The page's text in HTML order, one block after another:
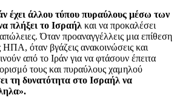
έχει άλλου τύπου πυραύλους μέσω των
πλήξει το Ισραήλ και να προκαλέσει
Όταν προαναγγέλλεις μια επίθεση
ΗΠΑ, όταν βγάζεις ανακοινώσεις και
από το Ιράν για να φτάσουν έπειτα
τους και πυραύλους χαμηλού
τη δυνατότητα στο Ισραήλ να